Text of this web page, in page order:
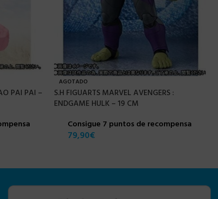
PAI PAI –
AGOTADO
S.H FIGUARTS MARVEL AVENGERS :
ENDGAME HULK – 19 CM
Consigue 7 puntos de recompensa
79,90€